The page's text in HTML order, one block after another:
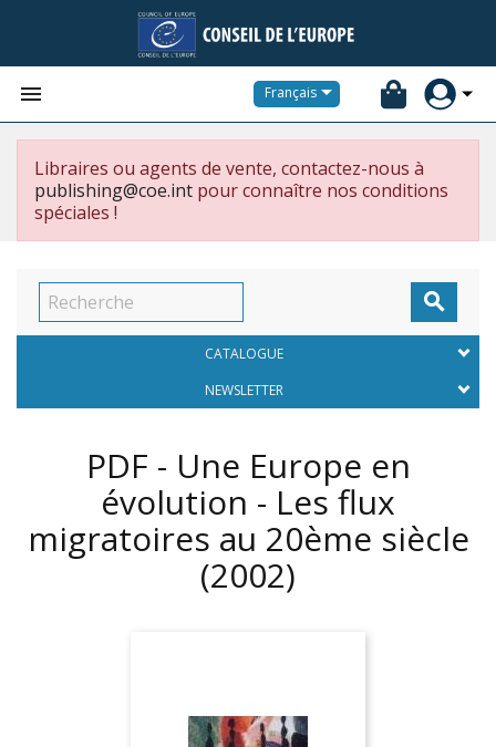
 Français
Libraires ou agents de vente, contactez-nous à
publishing@coe.int pour connaître nos conditions
spéciales !

CATALOGUE
NEWSLETTER
PDF - Une Europe en
évolution - Les flux
migratoires au 20ème siècle
(2002)